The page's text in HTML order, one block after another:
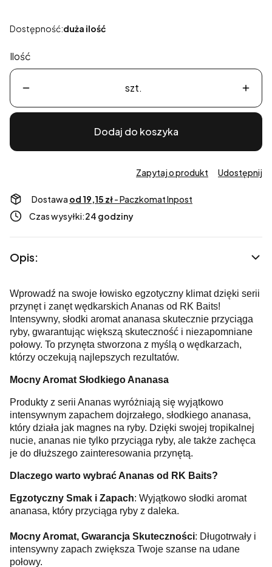
Dostępność:duża ilość
Ilość
szt.
Dodaj do koszyka
Zapytaj o produkt Udostępnij
Dostawa od 19,15 zł- Paczkomat Inpost
Czas wysyłki:24 godziny
Opis:
Wprowadź na swoje łowisko egzotyczny klimat dzięki serii
przynęt i zanęt wędkarskich Ananas od RK Baits!
Intensywny, słodki aromat ananasa skutecznie przyciąga
ryby, gwarantując większą skuteczność i niezapomniane
połowy. To przynęta stworzona z myślą o wędkarzach,
którzy oczekują najlepszych rezultatów.
Mocny Aromat Słodkiego Ananasa
Produkty z serii Ananas wyróżniają się wyjątkowo
intensywnym zapachem dojrzałego, słodkiego ananasa,
który działa jak magnes na ryby. Dzięki swojej tropikalnej
nucie, ananas nie tylko przyciąga ryby, ale także zachęca
je do dłuższego zainteresowania przynętą.
Dlaczego warto wybrać Ananas od RK Baits?
Egzotyczny Smak i Zapach: Wyjątkowo słodki aromat
ananasa, który przyciąga ryby z daleka.
Mocny Aromat, Gwarancja Skuteczności: Długotrwały i
intensywny zapach zwiększa Twoje szanse na udane
połowy.